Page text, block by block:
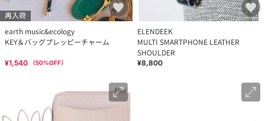
再入荷
earth music&ecology
KEY＆バッグプレッピーチャーム
¥1,540 （50%OFF）
ELENDEEK
MULTI SMARTPHONE LEATHER
SHOULDER
¥8,800